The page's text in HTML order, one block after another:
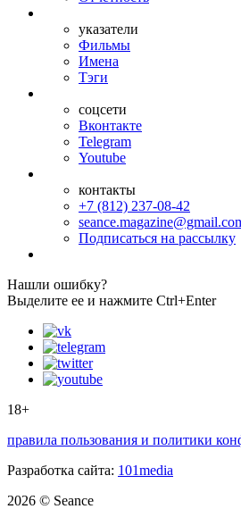
указатели
Фильмы
Имена
Тэги
соцсети
Вконтакте
Telegram
Youtube
контакты
+7 (812) 237-08-42
Подписаться на рассылку
Нашли ошибку?
Выделите ее и нажмите Ctrl+Enter
18+
правила пользования и политики
Разработка сайта: 101media
2026 © Seance